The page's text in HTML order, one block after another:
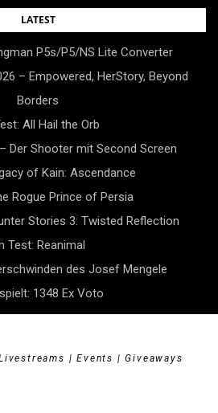
LATEST
P5s/P5/NS Lite Converter
– Empowered, HerStory, Beyond
Borders
All Hail the Orb
Der Shooter mit Second Screen
of Kain: Ascendance
Rogue Prince of Persia
Stories 3: Twisted Reflection
Test: Reanimal
des Josef Mengele
1348 Ex Voto
| Events | Giveaways